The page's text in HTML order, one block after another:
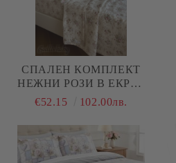
СПАЛЕН КОМПЛЕКТ
НЕЖНИ РОЗИ В ЕКРЮ,
100% НАТУРАЛЕН
ЧАСТИ
€52.15 102.00лв.